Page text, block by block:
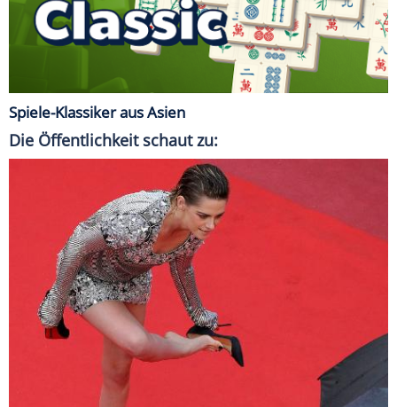
Spiele-Klassiker aus Asien
Die Öffentlichkeit schaut zu: